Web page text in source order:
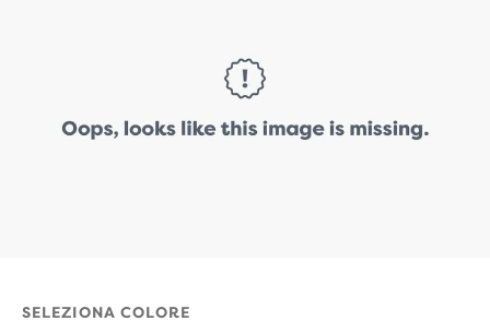
SELEZIONA COLORE